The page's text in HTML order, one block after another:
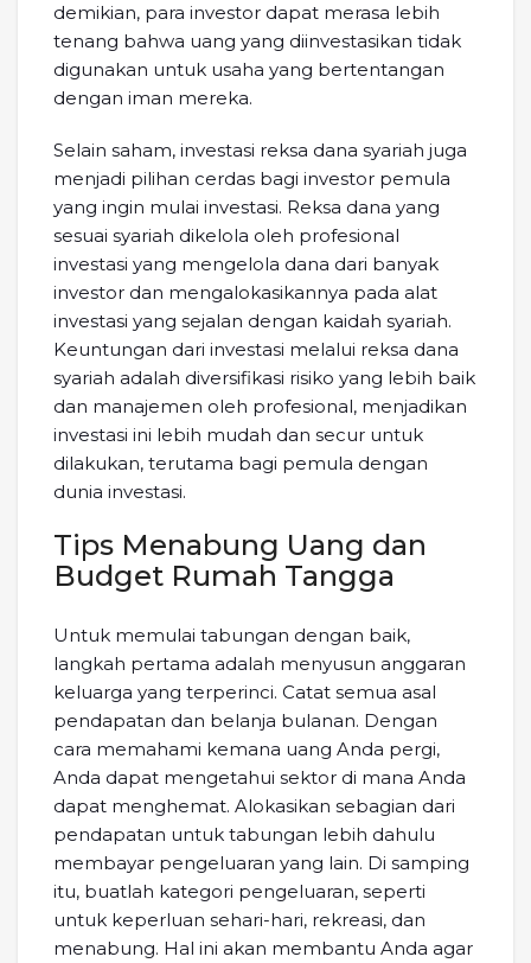
demikian, para investor dapat merasa lebih
tenang bahwa uang yang diinvestasikan tidak
digunakan untuk usaha yang bertentangan
dengan iman mereka.
Selain saham, investasi reksa dana syariah juga
menjadi pilihan cerdas bagi investor pemula
yang ingin mulai investasi. Reksa dana yang
sesuai syariah dikelola oleh profesional
investasi yang mengelola dana dari banyak
investor dan mengalokasikannya pada alat
investasi yang sejalan dengan kaidah syariah.
Keuntungan dari investasi melalui reksa dana
syariah adalah diversifikasi risiko yang lebih baik
dan manajemen oleh profesional, menjadikan
investasi ini lebih mudah dan secur untuk
dilakukan, terutama bagi pemula dengan
dunia investasi.
Tips Menabung Uang dan
Budget Rumah Tangga
Untuk memulai tabungan dengan baik,
langkah pertama adalah menyusun anggaran
keluarga yang terperinci. Catat semua asal
pendapatan dan belanja bulanan. Dengan
cara memahami kemana uang Anda pergi,
Anda dapat mengetahui sektor di mana Anda
dapat menghemat. Alokasikan sebagian dari
pendapatan untuk tabungan lebih dahulu
membayar pengeluaran yang lain. Di samping
itu, buatlah kategori pengeluaran, seperti
untuk keperluan sehari-hari, rekreasi, dan
menabung. Hal ini akan membantu Anda agar